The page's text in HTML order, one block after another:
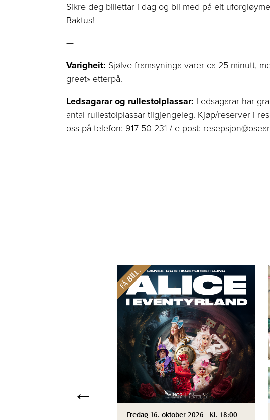
Sikre deg billettar i dag og bli med på eit
Baktus!
—
Varigheit: Sjølve framsyninga varer ca 25 minutt,
greet» etterpå.
Ledsagarar og rullestolplassar: Ledsagarar har
antal rullestolplassar tilgjengeleg. Kjøp/reserver i
oss på telefon: 917 50 231 / e-post:
←
FÅ BILL.
Fredag 16. oktober 2026 - Kl. 18:00